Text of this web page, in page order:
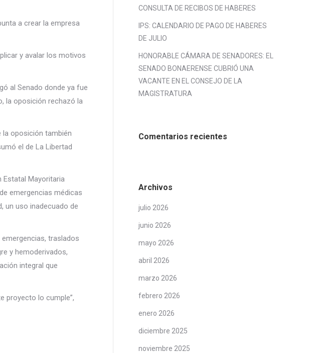
a crear la empresa
y avalar los motivos
al Senado donde ya fue
la oposición rechazó la
la oposición también
el de La Libertad
Estatal Mayoritaria
emergencias médicas
un uso inadecuado de
traslados
y hemoderivados,
integral que
proyecto lo cumple”,
CONSULTA DE RECIBOS DE HABERES
IPS: CALENDARIO DE PAGO DE HABERES
DE JULIO
HONORABLE CÁMARA DE SENADORES: EL
SENADO BONAERENSE CUBRIÓ UNA
VACANTE EN EL CONSEJO DE LA
MAGISTRATURA
Comentarios recientes
Archivos
julio 2026
junio 2026
mayo 2026
abril 2026
marzo 2026
febrero 2026
enero 2026
diciembre 2025
noviembre 2025